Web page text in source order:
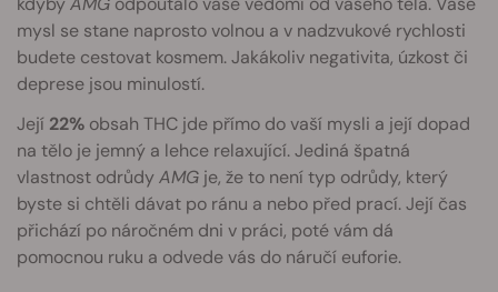
mysl se stane naprosto volnou a v nadzvukové rychlosti
budete cestovat kosmem. Jakákoliv negativita, úzkost či
deprese jsou minulostí.
Její 22% obsah THC jde přímo do vaší mysli a její dopad
na tělo je jemný a lehce relaxující. Jediná špatná
vlastnost odrůdyAMG je, že to není typ odrůdy, který
byste si chtěli dávat po ránu a nebo před prací. Její čas
přichází po náročném dni v práci, poté vám dá
pomocnou ruku a odvede vás do náručí euforie.